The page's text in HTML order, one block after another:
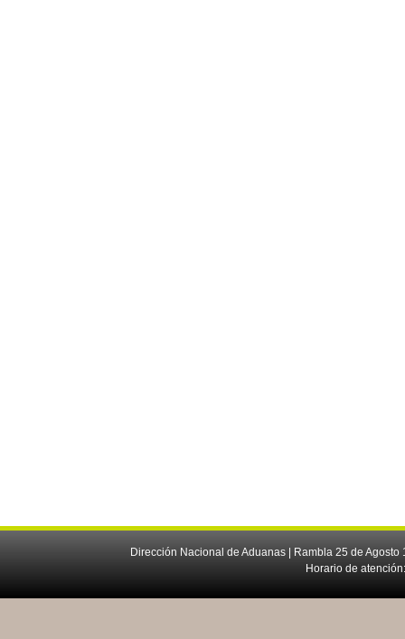
Dirección Nacional de Aduanas | Rambla 25 de
Horario de